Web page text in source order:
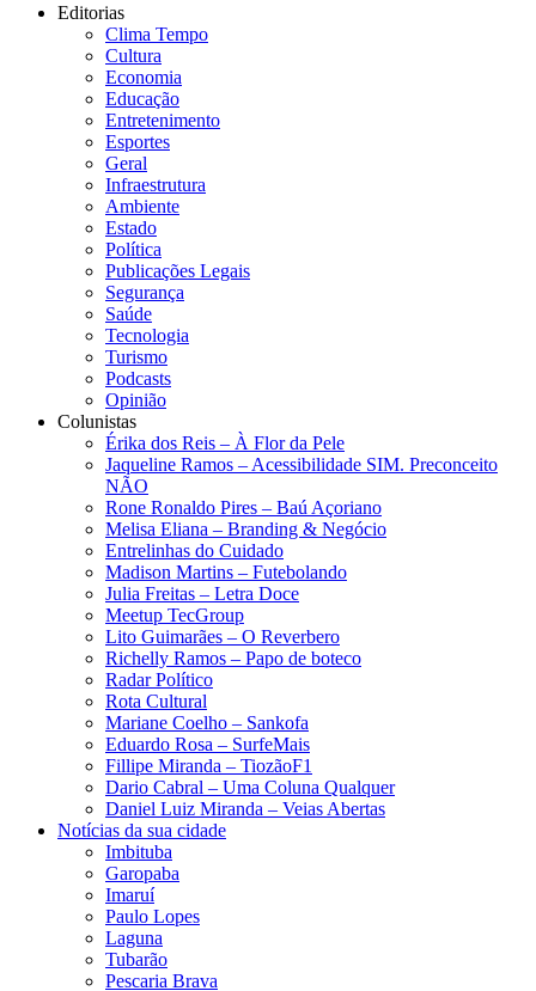
Editorias
Clima Tempo
Cultura
Economia
Educação
Entretenimento
Esportes
Geral
Infraestrutura
Ambiente
Estado
Política
Publicações Legais
Segurança
Saúde
Tecnologia
Turismo
Podcasts
Opinião
Colunistas
Érika dos Reis​ – À Flor da Pele
Jaqueline Ramos – Acessibilidade SIM. Preconceito
NÃO
Rone Ronaldo Pires – Baú Açoriano
Melisa Eliana – Branding & Negócio
Entrelinhas do Cuidado
Madison Martins – Futebolando
Julia Freitas​ – Letra Doce
Meetup TecGroup
Lito Guimarães – O Reverbero
Richelly Ramos​ – Papo de boteco
Radar Político
Rota Cultural
Mariane Coelho – Sankofa
Eduardo Rosa​ – SurfeMais
Fillipe Miranda – TiozãoF1
Dario Cabral – Uma Coluna Qualquer
Daniel Luiz Miranda – Veias Abertas
Notícias da sua cidade
Imbituba
Garopaba
Imaruí
Paulo Lopes
Laguna
Tubarão
Pescaria Brava